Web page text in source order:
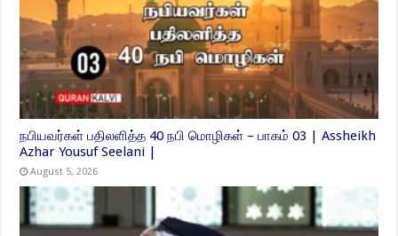
நபியவர்கள் பதிலளித்த 40 நபி மொழிகள் – பாகம் 03 | Assheikh
Azhar Yousuf Seelani |
August 5, 2026